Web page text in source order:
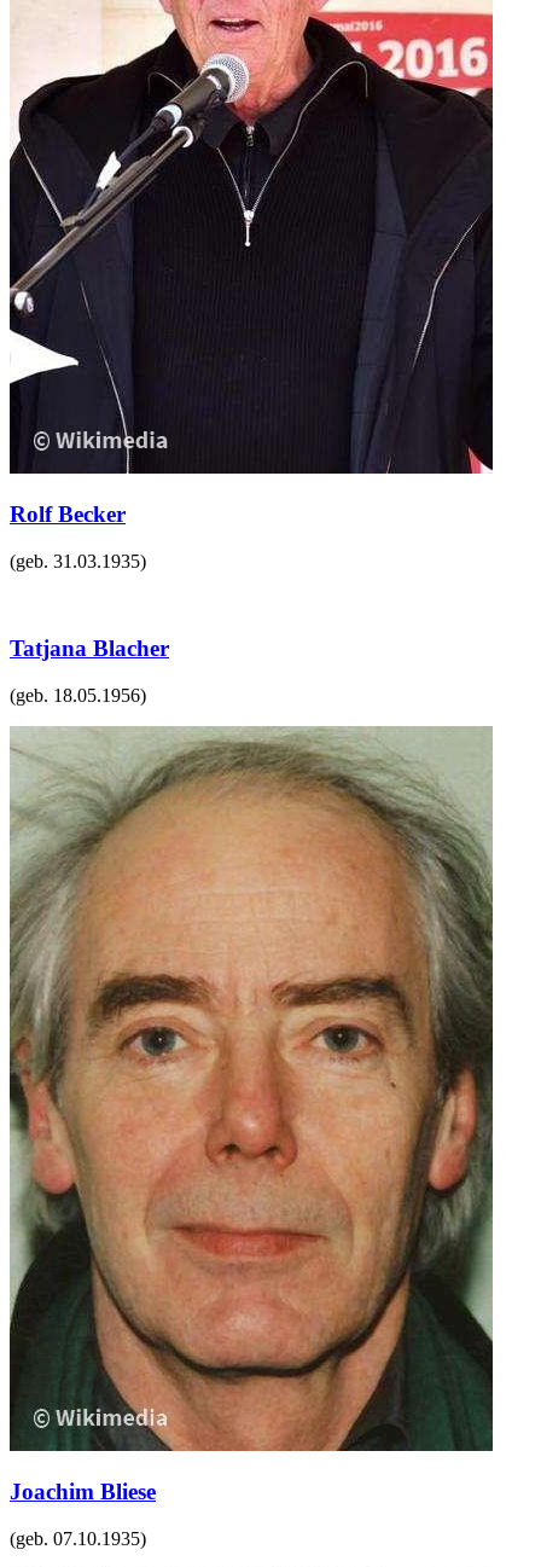
Rolf Becker
(geb. 31.03.1935)
Tatjana Blacher
(geb. 18.05.1956)
Joachim Bliese
(geb. 07.10.1935)